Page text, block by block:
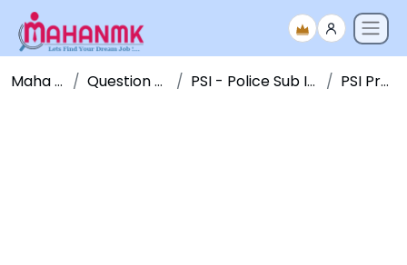
Maha NMK Question Papers PSI - Police Sub Inspector PSI Pre 2012